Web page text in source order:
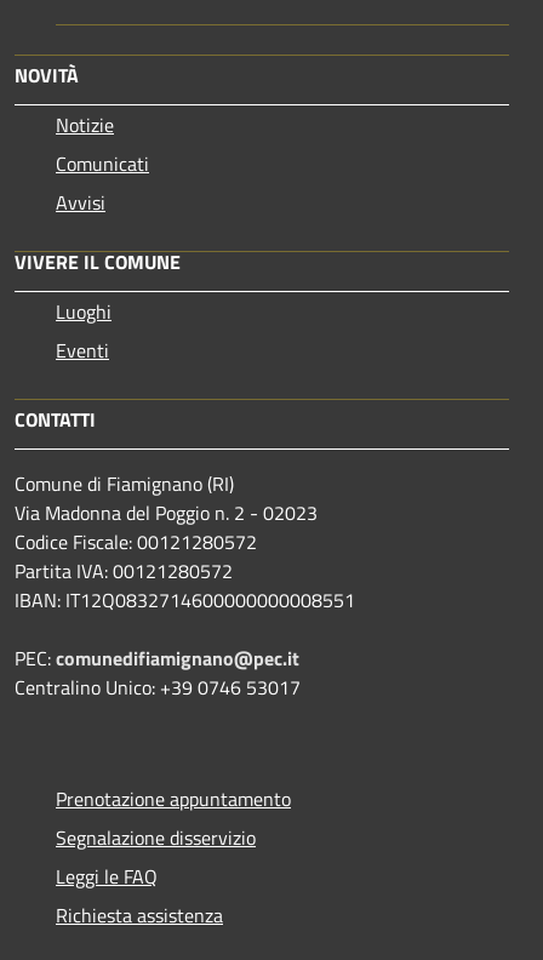
NOVITÀ
Notizie
Comunicati
Avvisi
VIVERE IL COMUNE
Luoghi
Eventi
CONTATTI
Comune di Fiamignano (RI)
Via Madonna del Poggio n. 2 - 02023
Codice Fiscale: 00121280572
Partita IVA: 00121280572
IBAN: IT12Q0832714600000000008551
PEC:comunedifiamignano@pec.it
Centralino Unico: +39 0746 53017
Prenotazione appuntamento
Segnalazione disservizio
Leggi le FAQ
Richiesta assistenza